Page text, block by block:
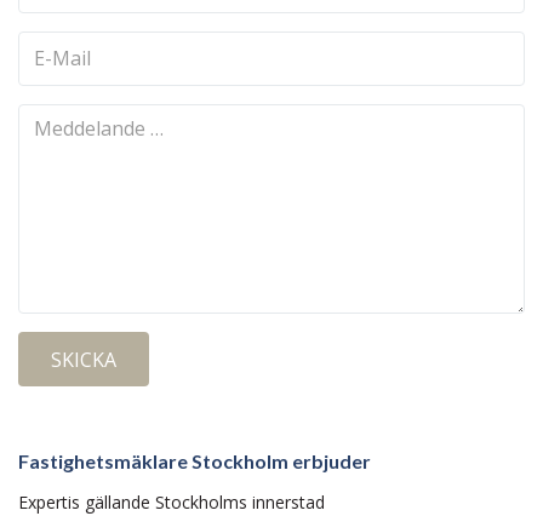
Fastighetsmäklare Stockholm erbjuder
Expertis gällande Stockholms innerstad